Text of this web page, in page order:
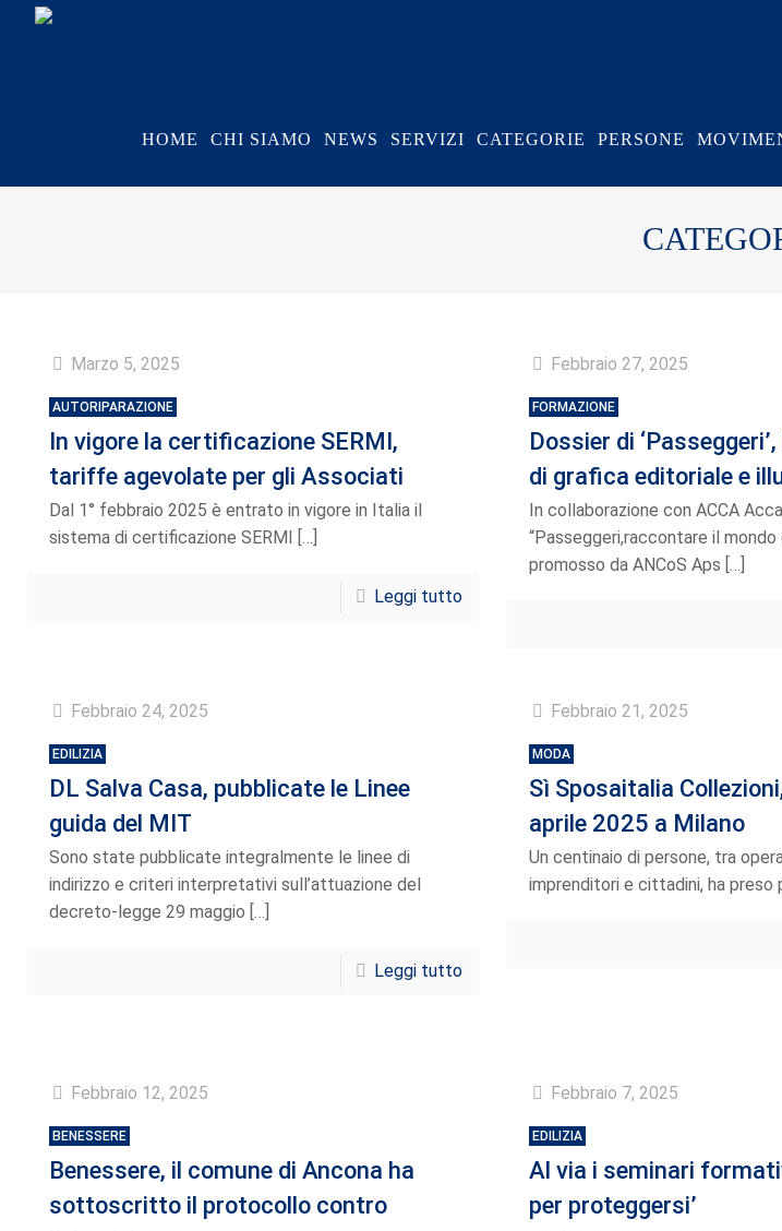
HOME CHI SIAMO NEWS SERVIZI CATEGORIE PERSONE
Marzo 5, 2025
AUTORIPARAZIONE
In vigore la certificazione SERMI,
tariffe agevolate per gli Associati
Dal 1° febbraio 2025 è entrato in vigore in Italia il
sistema di certificazione SERMI […]
Leggi tutto
Febbraio 27, 2025
FORMAZIONE
Dossier di
di grafica editoriale e
In collaborazione con ACCA
“Passeggeri,raccontare il
promosso da ANCoS Aps […]
Febbraio 24, 2025
EDILIZIA
DL Salva Casa, pubblicate le Linee
guida del MIT
Sono state pubblicate integralmente le linee di
indirizzo e criteri interpretativi sull’attuazione del
decreto-legge 29 maggio […]
Leggi tutto
Febbraio 21, 2025
MODA
Sì Sposaitalia
aprile 2025 a Milano
Un centinaio di persone, tra
imprenditori e cittadini, ha preso
Febbraio 12, 2025
BENESSERE
Benessere, il comune di Ancona ha
sottoscritto il protocollo contro
Febbraio 7, 2025
EDILIZIA
Al via i seminari
per proteggersi’